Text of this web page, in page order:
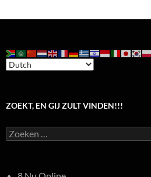
ZOEKT, EN GIJ ZULT VINDEN!!!
Zoeken
naar: